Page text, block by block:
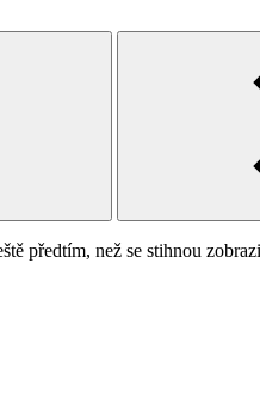
předtím, než se stihnou